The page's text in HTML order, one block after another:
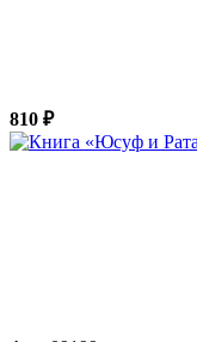
810 ₽